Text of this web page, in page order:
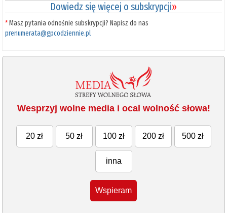
Dowiedz się więcej o subskrypcji»
*Masz pytania odnośnie subskrypcji? Napisz do nas
prenumerata@gpcodziennie.pl
Wesprzyj wolne media i ocal wolność słowa!
20 zł 50 zł 100 zł 200 zł 500 zł
inna
Wspieram